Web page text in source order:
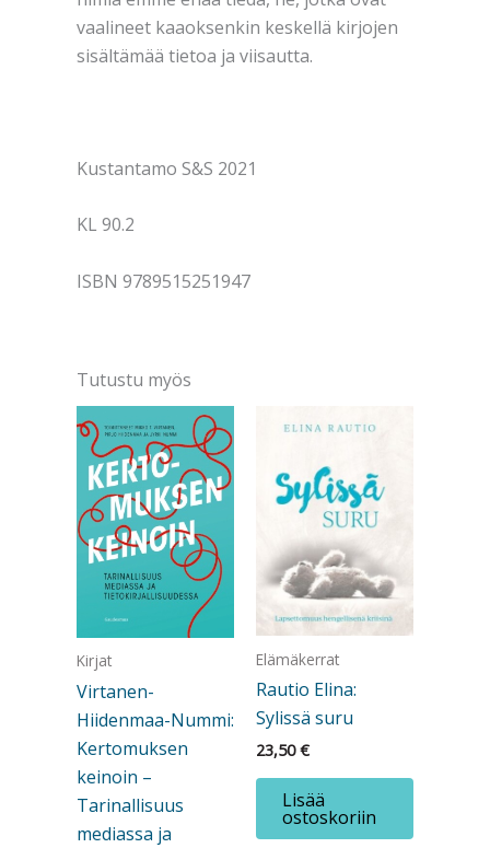
vaalineet kaaoksenkin keskellä kirjojen
sisältämää tietoa ja viisautta.
Kustantamo S&S 2021
KL 90.2
ISBN 9789515251947
Tutustu myös
Kirjat
Virtanen-
Hiidenmaa-Nummi:
Kertomuksen
keinoin –
Tarinallisuus
mediassa ja
Elämäkerrat
Rautio Elina:
Sylissä suru
23,50€
Lisää
ostoskoriin